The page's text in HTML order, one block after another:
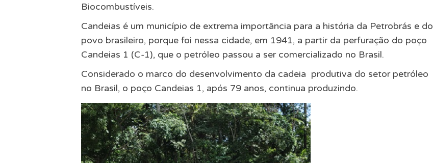
Biocombustíveis.
Candeias é um município de extrema importância para a história da Petrobrás e do
povo brasileiro, porque foi nessa cidade, em 1941, a partir da perfuração do poço
Candeias 1 (C-1), que o petróleo passou a ser comercializado no Brasil.
Considerado o marco do desenvolvimento da cadeia produtiva do setor petróleo
no Brasil, o poço Candeias 1, após 79 anos, continua produzindo.